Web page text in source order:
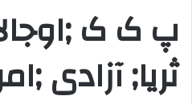
پ ک ک
ثریا; آزادی